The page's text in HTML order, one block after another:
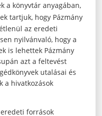
a könyvtár anyagában,
tartjuk, hogy Pázmány
az eredeti
nyilvánvaló, hogy a
is lehettek Pázmány
azt a feltevést
utalásai és
a hivatkozások
források